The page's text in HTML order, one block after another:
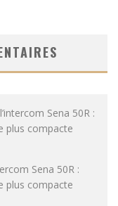
Sena 50R :
plus compacte
Sena 50R :
plus compacte